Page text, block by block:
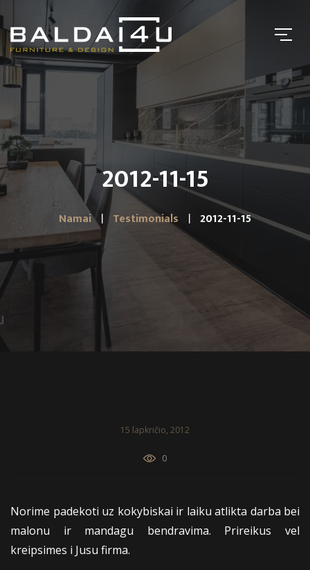
2012-11-15
Namai Testimonials 2012-11-15
15 lapkričio, 2012
0
Norime padekoti uz kokybiskai ir laiku atlikta darba bei
malonu ir mandagu bendravima. Prireikus vel
kreipsimes i Jusu firma.